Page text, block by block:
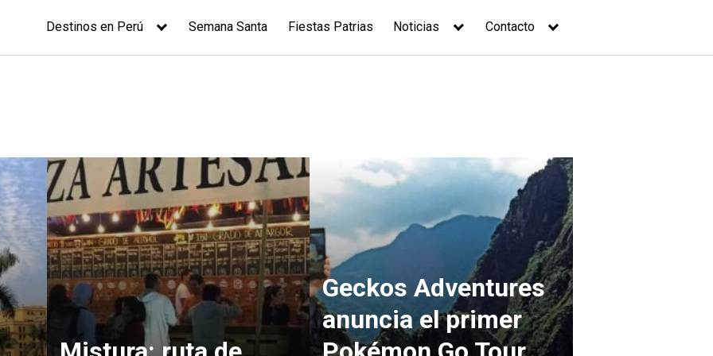
Destinos en Perú Semana Santa Fiestas Patrias Noticias Contacto
Geckos Adventures
anuncia el primer